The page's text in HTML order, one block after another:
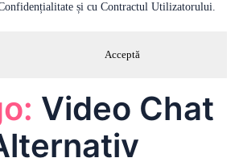
și cu Contractul Utilizatorului.
Acceptă
Video Chat